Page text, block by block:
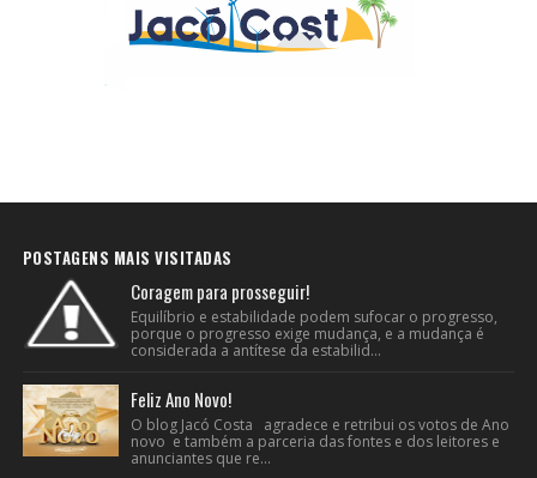
POSTAGENS MAIS VISITADAS
Coragem para prosseguir!
Equilíbrio e estabilidade podem sufocar o progresso,
porque o progresso exige mudança, e a mudança é
considerada a antítese da estabilid...
Feliz Ano Novo!
O blog Jacó Costa agradece e retribui os votos de Ano
novo e também a parceria das fontes e dos leitores e
anunciantes que re...